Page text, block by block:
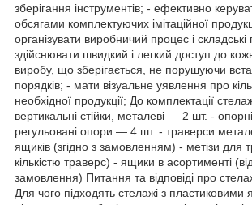
зберігання інструментів; - ефективно
обсягами комплектуючих імітаційної
організувати виробничий процес і
здійснювати швидкий і легкий доступ до
виробу, що зберігається, не порушуючи
порядків; - мати візуальне уявлення про
необхідної продукції; До комплектації
вертикальні стійки, металеві — 2 шт. -
регульовані опори — 4 шт. - траверси
ящиків (згідно з замовленням) - метізи для
кількістю траверс) - ящики в асортименті
замовлення) Питання та відповіді про
Для чого підходять стелажі з